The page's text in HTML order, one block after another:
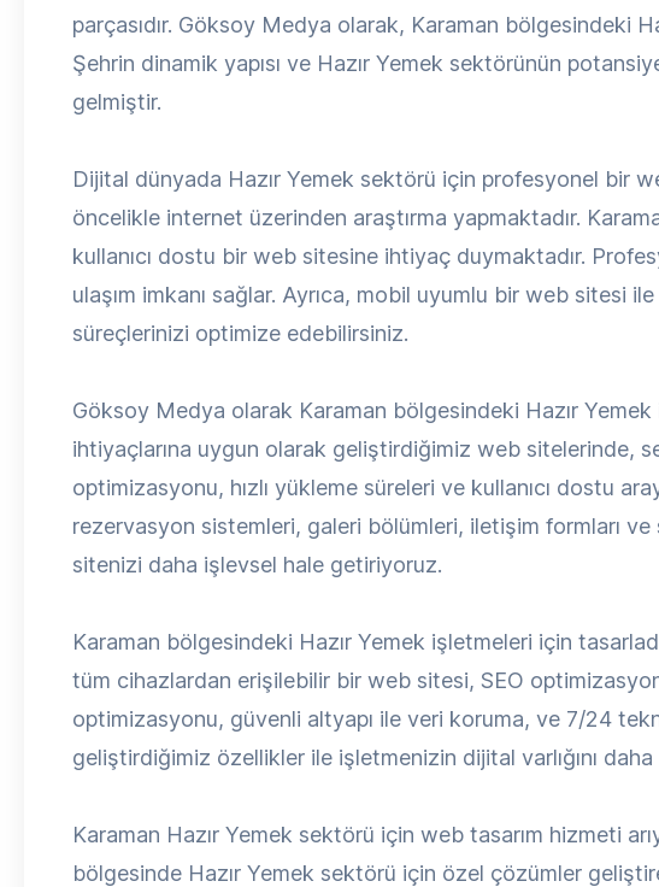
parçasıdır. Göksoy Medya olarak, Karaman bölgesindeki
Şehrin dinamik yapısı ve Hazır Yemek sektörünün
gelmiştir.
Dijital dünyada Hazır Yemek sektörü için profesyonel bir
öncelikle internet üzerinden araştırma yapmaktadır.
kullanıcı dostu bir web sitesine ihtiyaç duymaktadır.
ulaşım imkanı sağlar. Ayrıca, mobil uyumlu bir web
süreçlerinizi optimize edebilirsiniz.
Göksoy Medya olarak Karaman bölgesindeki Hazır
ihtiyaçlarına uygun olarak geliştirdiğimiz web sitelerinde,
optimizasyonu, hızlı yükleme süreleri ve kullanıcı dostu
rezervasyon sistemleri, galeri bölümleri, iletişim formları
sitenizi daha işlevsel hale getiriyoruz.
Karaman bölgesindeki Hazır Yemek işletmeleri için
tüm cihazlardan erişilebilir bir web sitesi, SEO
optimizasyonu, güvenli altyapı ile veri koruma, ve 7/24
geliştirdiğimiz özellikler ile işletmenizin dijital varlığını
Karaman Hazır Yemek sektörü için web tasarım hizmeti
bölgesinde Hazır Yemek sektörü için özel çözümler